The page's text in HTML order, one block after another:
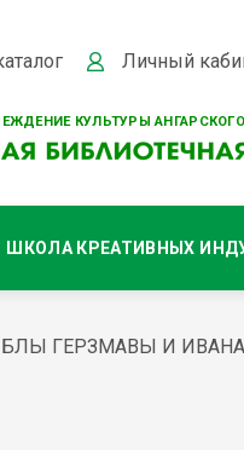
КУЛЬТУРЫ
Личный
ШКОЛА КРЕАТИВНЫХ
ГЕРЗМАВЫ И